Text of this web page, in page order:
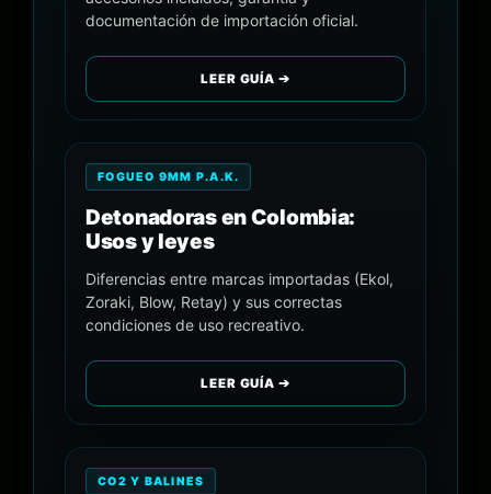
documentación de importación oficial.
LEER GUÍA ➔
FOGUEO 9MM P.A.K.
Detonadoras en Colombia:
Usos y leyes
Diferencias entre marcas importadas (Ekol,
Zoraki, Blow, Retay) y sus correctas
condiciones de uso recreativo.
LEER GUÍA ➔
CO2 Y BALINES